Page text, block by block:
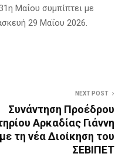
Μαΐου συμπίπτει με
29 Μαΐου 2026.
NEXT POST
Συνάντηση Προέδρου
Αρκαδίας Γιάννη
τη νέα Διοίκηση του
ΣΕΒΙΠΕΤ